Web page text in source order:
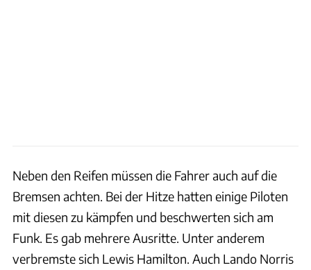
Neben den Reifen müssen die Fahrer auch auf die
Bremsen achten. Bei der Hitze hatten einige Piloten
mit diesen zu kämpfen und beschwerten sich am
Funk. Es gab mehrere Ausritte. Unter anderem
verbremste sich Lewis Hamilton. Auch Lando Norris